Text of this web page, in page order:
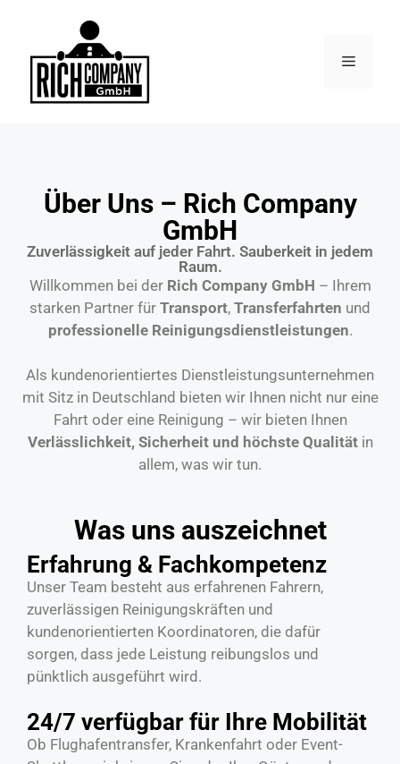
Über Uns – Rich Company
GmbH
Zuverlässigkeit auf jeder Fahrt. Sauberkeit in jedem
Raum.
Willkommen bei der Rich Company GmbH – Ihrem
starken Partner für Transport, Transferfahrten und
professionelle Reinigungsdienstleistungen.
Als kundenorientiertes Dienstleistungsunternehmen
mit Sitz in Deutschland bieten wir Ihnen nicht nur eine
Fahrt oder eine Reinigung – wir bieten Ihnen
Verlässlichkeit, Sicherheit und höchste Qualitätin
allem, was wir tun.
Was uns auszeichnet
Erfahrung & Fachkompetenz
Unser Team besteht aus erfahrenen Fahrern,
zuverlässigen Reinigungskräften und
kundenorientierten Koordinatoren, die dafür
sorgen, dass jede Leistung reibungslos und
pünktlich ausgeführt wird.
24/7 verfügbar für Ihre Mobilität
Ob Flughafentransfer, Krankenfahrt oder Event-